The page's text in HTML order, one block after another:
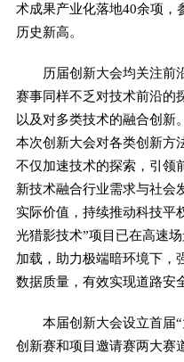
术成果产业化落地40余项，
历史新高。
历届创新大会均关注前
赛事同样不乏对技术前沿的
以及对多类技术的融合创新
本次创新大会对各类创新方
不仅加速技术的探索，引领
新技术融合行业需求与社会
实际价值，持续推动科技平
光猎影技术”项目已在高速
加载，助力极端暗环境下，
数据质量，有效实现道路安
本届创新大会设立首届“
创新赛和项目邀请赛两大赛